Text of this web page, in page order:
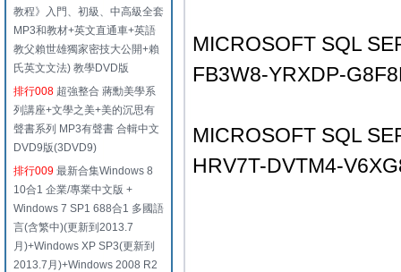
教程》入門、初級、中高級全套
MP3和教材+英文直通車+英語
教父賴世雄獨家密技大公開+賴
氏英文文法) 教學DVD版
排行008 超強整合 蔣勳美學系
列講座+文學之美+美的沉思有
聲書系列 MP3有聲書 合輯中文
DVD9版(3DVD9)
排行009 最新合集Windows 8
10合1 企業/專業中文版 +
Windows 7 SP1 688合1 多國語
言(含繁中)(更新到2013.7
月)+Windows XP SP3(更新到
2013.7月)+Windows 2008 R2
MICROSOFT SQL
FB3W8-YRXDP-
MICROSOFT SQL
HRV7T-DVTM4-